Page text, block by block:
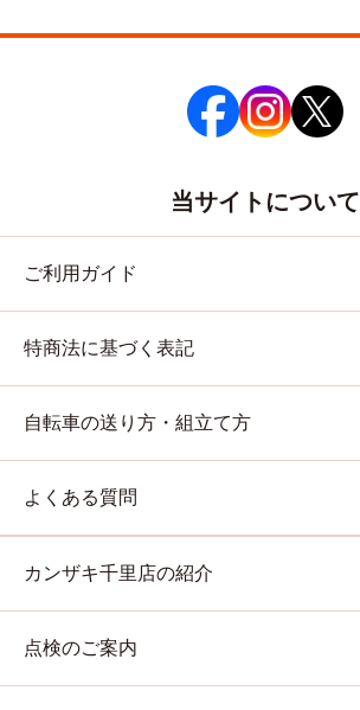
当サイトについて
ご利用ガイド
特商法に基づく表記
自転車の送り方・組立て方
よくある質問
カンザキ千里店の紹介
点検のご案内